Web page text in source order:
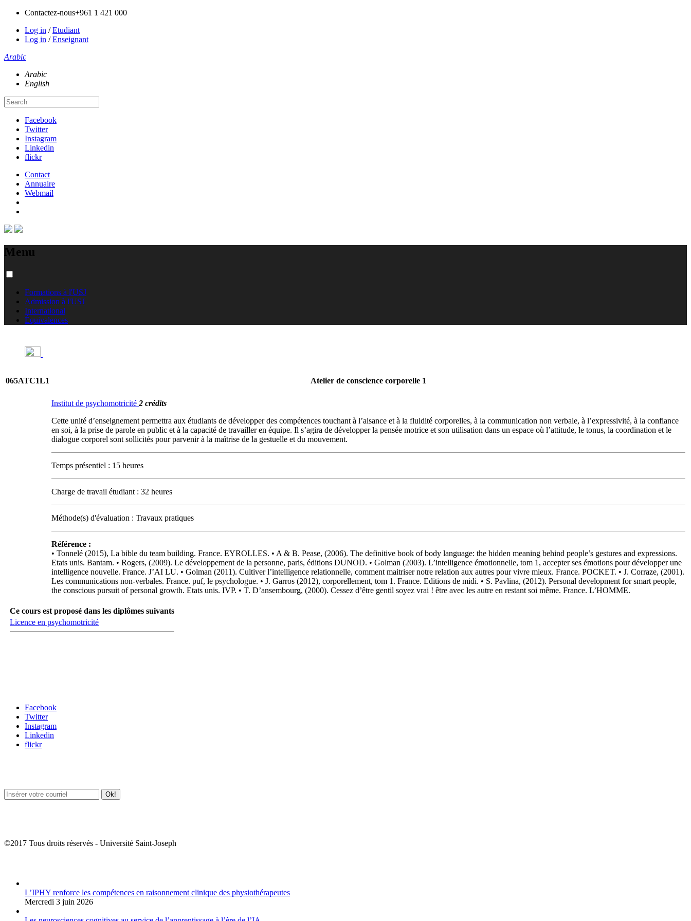
Contactez-nous+961 1 421 000
Log in /Etudiant
Log in /Enseignant
Arabic
Arabic
English
Facebook
Twitter
Instagram
Linkedin
flickr
Contact
Annuaire
Webmail
Menu
Formations à l'USJ
Admission à l'USJ
International
Équivalences
065ATC1L1 Atelier de conscience corporelle 1
Institut de psychomotricité 2 crédits
Cette unité d’enseignement permettra aux étudiants de développer des compétences touchant à l’aisance et à la fluidité corporelles, à la communication non verbale, à l’expressivité, à la confiance
en soi, à la prise de parole en public et à la capacité de travailler en équipe. Il s’agira de développer la pensée motrice et son utilisation dans un espace où l’attitude, le tonus, la coordination et le
dialogue corporel sont sollicités pour parvenir à la maîtrise de la gestuelle et du mouvement.
Temps présentiel : 15 heures
Charge de travail étudiant : 32 heures
Méthode(s) d'évaluation : Travaux pratiques
Référence :
• Tonnelé (2015), La bible du team building. France. EYROLLES. • A & B. Pease, (2006). The definitive book of body language: the hidden meaning behind people’s gestures and expressions.
Etats unis. Bantam. • Rogers, (2009). Le développement de la personne, paris, éditions DUNOD. • Golman (2003). L’intelligence émotionnelle, tom 1, accepter ses émotions pour développer une
intelligence nouvelle. France. J’AI LU. • Golman (2011). Cultiver l’intelligence relationnelle, comment maitriser notre relation aux autres pour vivre mieux. France. POCKET. • J. Corraze, (2001).
Les communications non-verbales. France. puf, le psychologue. • J. Garros (2012), corporellement, tom 1. France. Editions de midi. • S. Pavlina, (2012). Personal development for smart people,
the conscious pursuit of personal growth. Etats unis. IVP. • T. D’ansembourg, (2000). Cessez d’être gentil soyez vrai ! être avec les autre en restant soi même. France. L’HOMME.
Ce cours est proposé dans les diplômes suivants
Licence en psychomotricité
Facebook
Twitter
Instagram
Linkedin
flickr
©2017 Tous droits réservés - Université Saint-Joseph
L’IPHY renforce les compétences en raisonnement clinique des physiothérapeutes
Mercredi 3 juin 2026